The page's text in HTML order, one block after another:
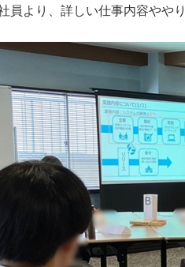
員より、詳しい仕事内容やや